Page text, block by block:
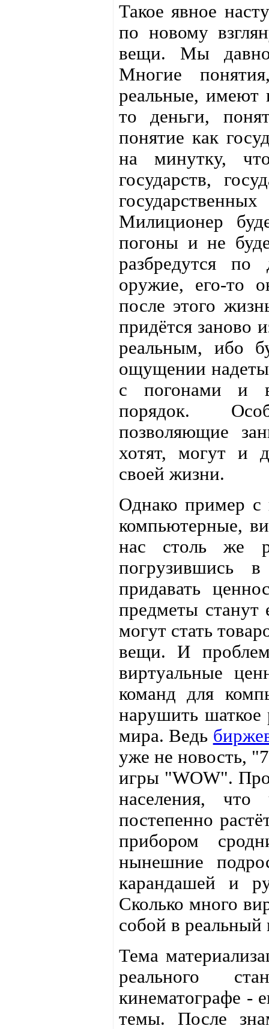
Такое явное
по новому
вещи. Мы
Многие
реальные, имеют
то деньги,
понятие как
на минутку,
государств,
Милиционер
погоны и не
разбредутся
оружие, его-то
после этого
придётся заново
реальным, ибо
ощущении
с погонами и в
порядок.
позволяющие
хотят, могут и
своей жизни.
Однако пример с
компьютерные,
нас столь же
погрузившись
придавать
предметы станут
могут стать
вещи. И
виртуальные
команд для
нарушить шаткое
мира. Ведь
уже не новость,
игры "WOW".
населения,
постепенно
прибором
нынешние
карандашей и
Сколько много
собой в
Тема
реального
кинематографе -
темы. После